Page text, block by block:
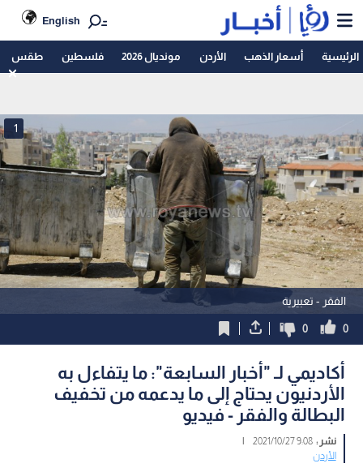
English
الرئيسية أسعار الذهب الأردن مونديال 2026 فلسطين طقس
الفقر - تعبيرية
1
0
0
أكاديمي لـ "أخبار السابعة": ما يتفاءل به
الأردنيون يحتاج إلى ما يدعمه من تخفيف
البطالة والفقر - فيديو
نشر :9:08 2021/10/27
|
الأردن